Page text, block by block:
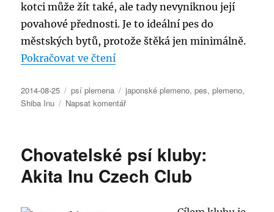
kotci může žít také, ale tady nevyniknou její
povahové přednosti. Je to ideální pes do
městských bytů, protože štěká jen minimálně.
Pokračovat ve čtení„Standard plemene: Shiba Inu“
Publikováno:
2014-08-25 Rubriky:
psí plemena Štítky:
japonské plemeno,pes,plemeno,
Shiba Inu
Napsat komentářpro
Standard
plemene:
Shiba
Chovatelské psí kluby:
Akita Inu Czech Club